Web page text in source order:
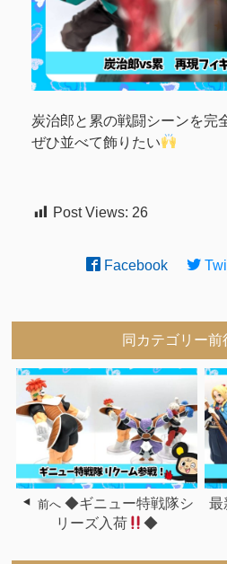
炭治郎と累の戦闘シーンを完
ぜひ並べて飾りたい
Post Views: 26
Facebook
同カテゴリー前
前へ ◆ギニュー特戦隊シ
リーズ入荷
◆
最